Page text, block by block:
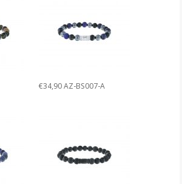
€34,90 AZ-BS007-A